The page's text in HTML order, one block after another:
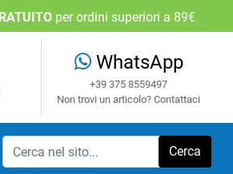
per ordini superiori a 89€
WhatsApp
+39 375 8559497
Non trovi un articolo? Contattaci